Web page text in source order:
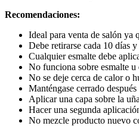
Recomendaciones:
Ideal para venta de salón ya
Debe retirarse cada 10 días
Cualquier esmalte debe
No funciona sobre esmalte u
No se deje cerca de calor o
Manténgase cerrado
Aplicar una capa sobre la
Hacer una segunda
No mezcle producto nuevo